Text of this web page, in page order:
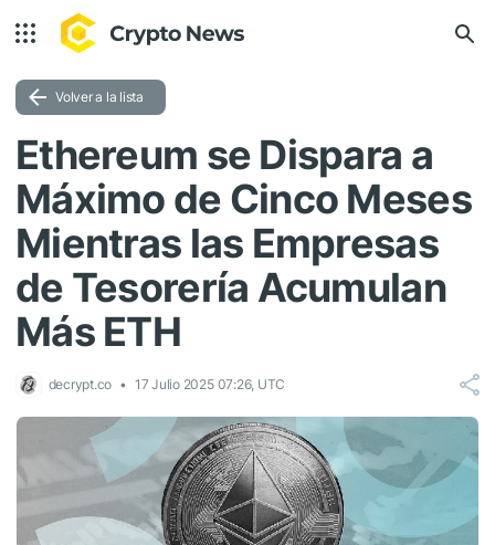
Volver a la lista
Ethereum se Dispara a
Máximo de Cinco Meses
Mientras las Empresas
de Tesorería Acumulan
Más ETH
decrypt.co 17 Julio 2025 07:26, UTC